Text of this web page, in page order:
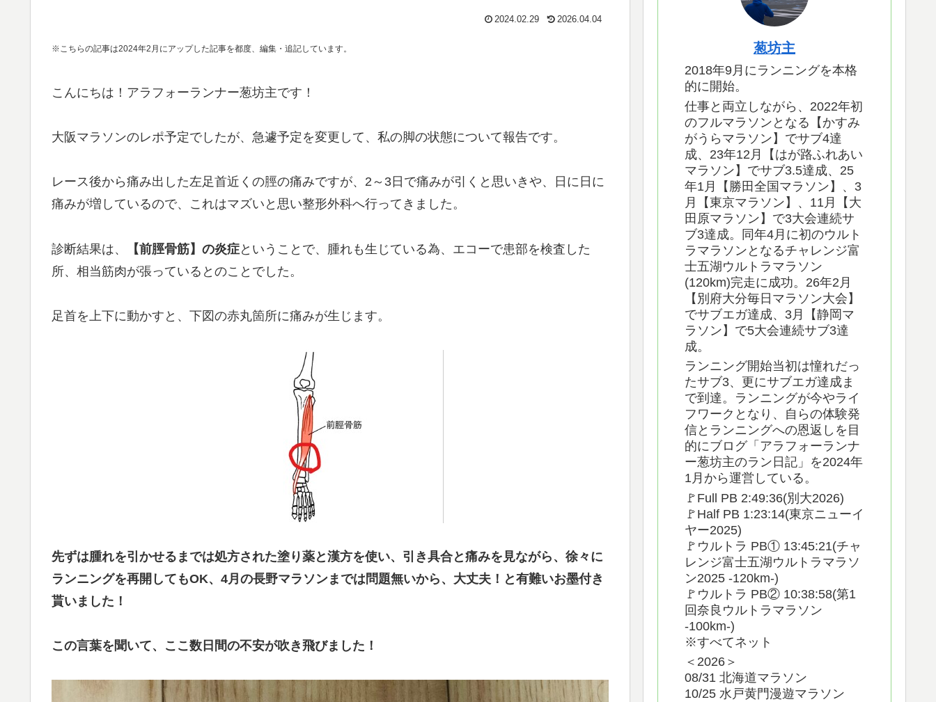
2024.02.29 2026.04.04
※こちらの記事は2024年2月にアップした記事を都度、編集・追記しています。
こんにちは！アラフォーランナー葱坊主です！
大阪マラソンのレポ予定でしたが、急遽予定を変更して、私の脚の状態について報告です。
レース後から痛み出した左足首近くの脛の痛みですが、2～3日で痛みが引くと思いきや、日に日に
痛みが増しているので、これはマズいと思い整形外科へ行ってきました。
診断結果は、 【前脛骨筋】の炎症ということで、腫れも生じている為、エコーで患部を検査した
所、相当筋肉が張っているとのことでした。
足首を上下に動かすと、下図の赤丸箇所に痛みが生じます。
先ずは腫れを引かせるまでは処方された塗り薬と漢方を使い、引き具合と痛みを見ながら、徐々に
ランニングを再開してもOK、4月の長野マラソンまでは問題無いから、大丈夫！と有難いお墨付き
貰いました！
この言葉を聞いて、ここ数日間の不安が吹き飛びました！
葱坊主
2018年9月にランニングを本格
的に開始。
仕事と両立しながら、2022年初
のフルマラソンとなる【かすみ
がうらマラソン】でサブ4達
成、23年12月【はが路ふれあい
マラソン】でサブ3.5達成、25
年1月【勝田全国マラソン】、3
月【東京マラソン】、11月【大
田原マラソン】で3大会連続サ
ブ3達成。同年4月に初のウルト
ラマラソンとなるチャレンジ富
士五湖ウルトラマラソン
(120km)完走に成功。26年2月
【別府大分毎日マラソン大会】
でサブエガ達成、3月【静岡マ
ラソン】で5大会連続サブ3達
成。
ランニング開始当初は憧れだっ
たサブ3、更にサブエガ達成ま
で到達。ランニングが今やライ
フワークとなり、自らの体験発
信とランニングへの恩返しを目
的にブログ「アラフォーランナ
ー葱坊主のラン日記」を2024年
1月から運営している。
🚩Full PB 2:49:36(別大2026)
🚩Half PB 1:23:14(東京ニューイ
ヤー2025)
🚩ウルトラ PB① 13:45:21(チャ
レンジ富士五湖ウルトラマラソ
ン2025 -120km-)
🚩ウルトラ PB② 10:38:58(第1
回奈良ウルトラマラソン
-100km-)
※すべてネット
＜2026＞
08/31 北海道マラソン
10/25 水戸黄門漫遊マラソン